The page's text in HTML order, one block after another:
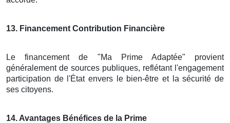
13. Financement Contribution Financière
Le financement de "Ma Prime Adaptée" provient
généralement de sources publiques, reflétant l'engagement
participation de l'État envers le bien-être et la sécurité de
ses citoyens.
14. Avantages Bénéfices de la Prime